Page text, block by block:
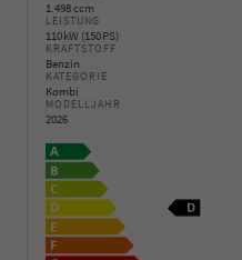
1.498 ccm
LEISTUNG
110 kW (150 PS)
KRAFTSTOFF
Benzin
KATEGORIE
Kombi
MODELLJAHR
2026